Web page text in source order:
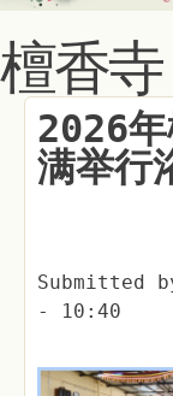
檀香寺
2026
满举行
Submitted
- 10:40